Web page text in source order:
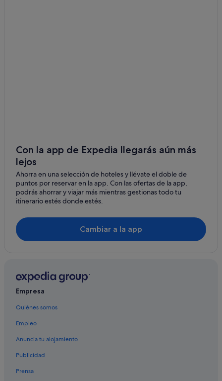
Hoteles de golf en Saturnia
Hoteles que aceptan mascotas en Pitigliano
B&B en Saturnia
Campings de caravanas en Pitigliano
Pitigliano hoteles
Hoteles con piscina en Saturnia
Hoteles con restaurante en Saturnia
B&B en Poggio Murella
Elmo hoteles
Hoteles cerca de Cascadas del Molino
Albergues en Pitigliano
Con la app de Expedia llegarás aún más
lejos
Ahorra en una selección de hoteles y llévate el doble de
puntos por reservar en la app. Con las ofertas de la app,
podrás ahorrar y viajar más mientras gestionas todo tu
itinerario estés donde estés.
Cambiar a la app
Empresa
Quiénes somos
Empleo
Anuncia tu alojamiento
Publicidad
Prensa